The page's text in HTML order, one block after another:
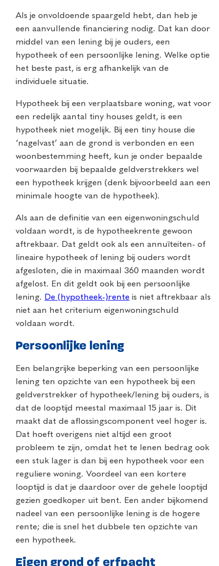
Als je onvoldoende spaargeld hebt, dan heb je
een aanvullende financiering nodig. Dat kan door
middel van een lening bij je ouders, een
hypotheek of een persoonlijke lening. Welke optie
het beste past, is erg afhankelijk van de
individuele situatie.
Hypotheek bij een verplaatsbare woning, wat voor
een redelijk aantal tiny houses geldt, is een
hypotheek niet mogelijk. Bij een tiny house die
‘nagelvast’ aan de grond is verbonden en een
woonbestemming heeft, kun je onder bepaalde
voorwaarden bij bepaalde geldverstrekkers wel
een hypotheek krijgen (denk bijvoorbeeld aan een
minimale hoogte van de hypotheek).
Als aan de definitie van een eigenwoningschuld
voldaan wordt, is de hypotheekrente gewoon
aftrekbaar. Dat geldt ook als een annuïteiten- of
lineaire hypotheek of lening bij ouders wordt
afgesloten, die in maximaal 360 maanden wordt
afgelost. En dit geldt ook bij een persoonlijke
lening. De (hypotheek-)rente is niet aftrekbaar als
niet aan het criterium eigenwoningschuld
voldaan wordt.
Persoonlijke lening
Een belangrijke beperking van een persoonlijke
lening ten opzichte van een hypotheek bij een
geldverstrekker of hypotheek/lening bij ouders, is
dat de looptijd meestal maximaal 15 jaar is. Dit
maakt dat de aflossingscomponent veel hoger is.
Dat hoeft overigens niet altijd een groot
probleem te zijn, omdat het te lenen bedrag ook
een stuk lager is dan bij een hypotheek voor een
reguliere woning. Voordeel van een kortere
looptijd is dat je daardoor over de gehele looptijd
gezien goedkoper uit bent. Een ander bijkomend
nadeel van een persoonlijke lening is de hogere
rente; die is snel het dubbele ten opzichte van
een hypotheek.
Eigen grond of erfpacht